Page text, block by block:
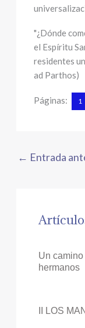
"¿Dónde
el Espíritu
residentes
ad Parthos)
Páginas: 1
← Entrada
Un
hermanos
II LOS